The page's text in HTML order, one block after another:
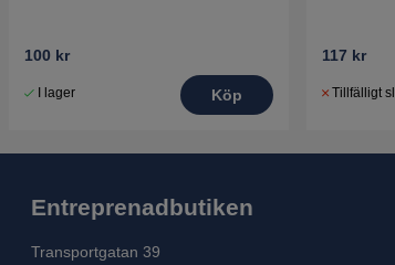
100 kr
I lager Köp
117 kr
Tillfälligt
Entreprenadbutiken
Transportgatan 39